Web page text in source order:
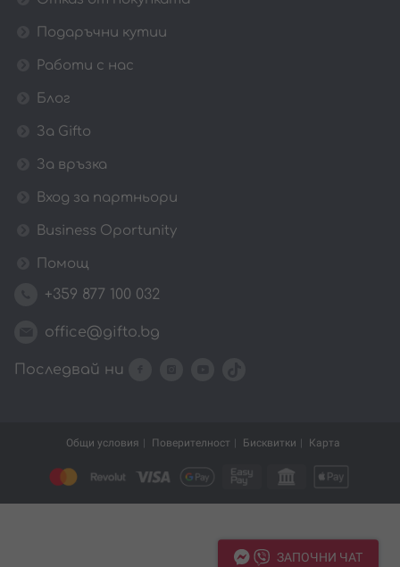
Подаръчни кутии
Работи с нас
Блог
За Gifto
За връзка
Вход за партньори
Business Oportunity
Помощ
+359 877 100 032
office@gifto.bg
Последвай ни
Общи условия Поверителност Бисквитки Карта
ЗАПОЧНИ ЧАТ